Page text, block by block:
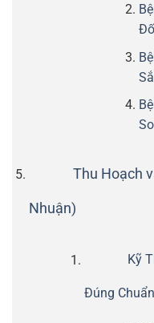
Thu Hoạch
Nhuận)
Kỹ
Đúng Chuẩn